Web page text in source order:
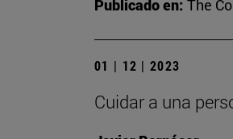
Publicado en: The
01 | 12 | 2023
Cuidar a una